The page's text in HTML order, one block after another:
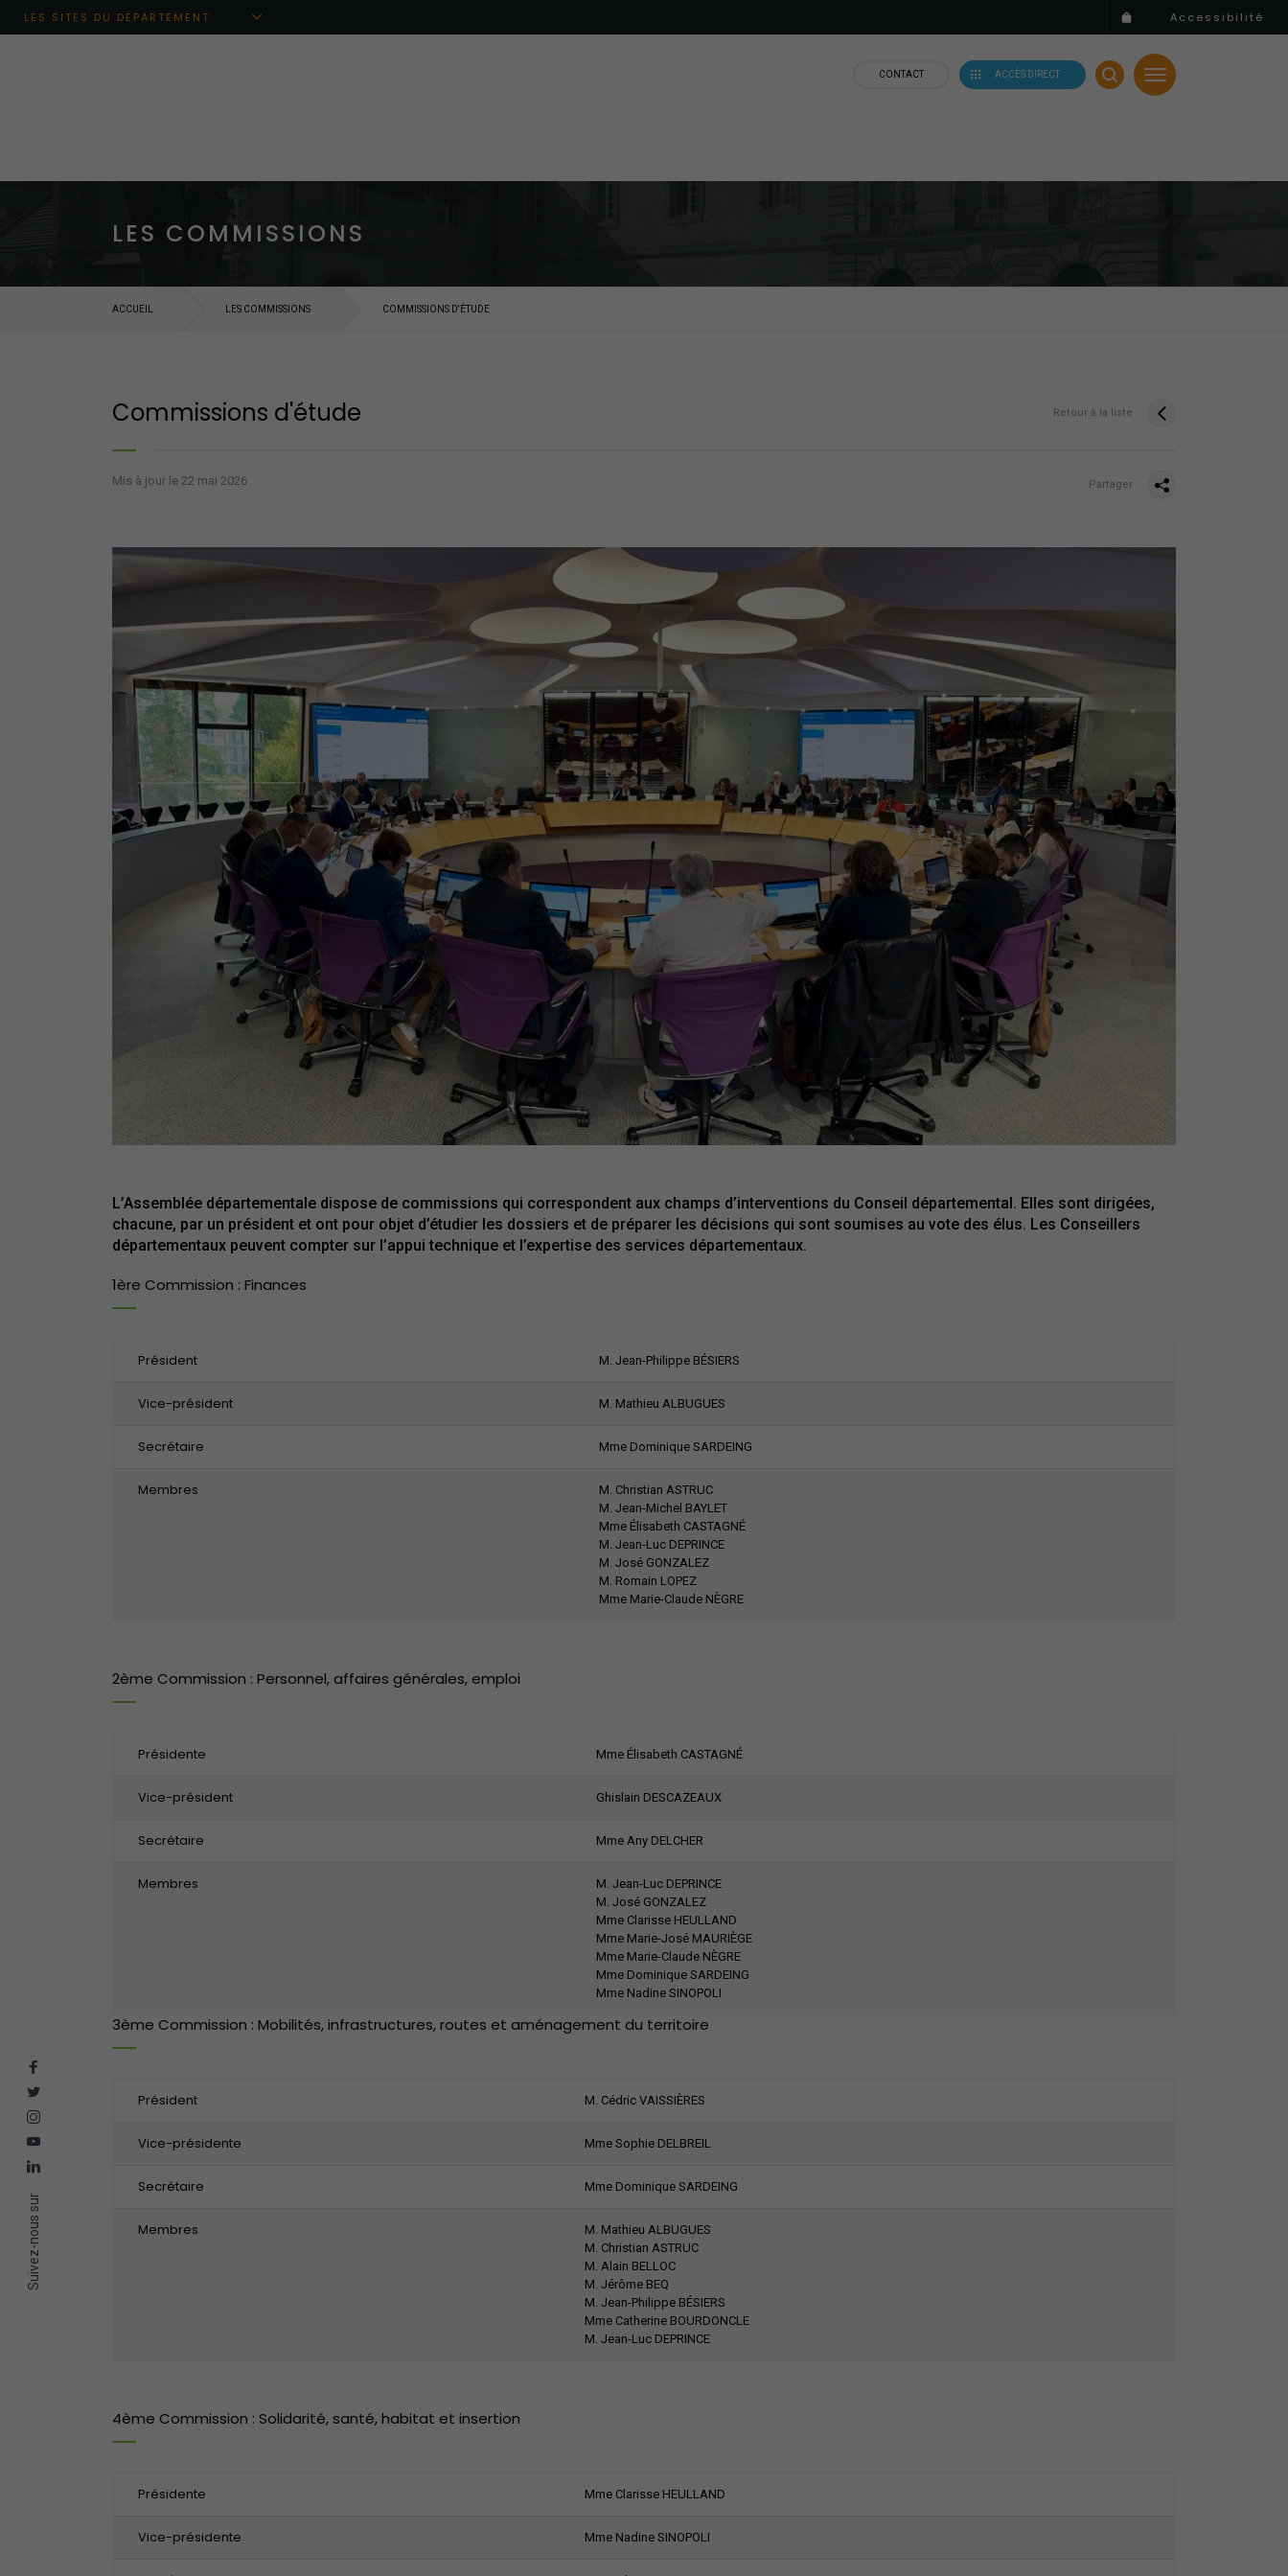
Aller au menu principal
Aller au contenu
Aller à la recherche
LES SITES DU DÉPARTEMENT Accessibilité
Suivez-nous sur
CONTACT ACCÈS DIRECT
LES COMMISSIONS
ACCUEIL LES COMMISSIONS COMMISSIONS D'ÉTUDE
Commissions d'étude Retour à la liste
Mis à jour le 22 mai 2026 Partager
L’Assemblée départementale dispose de commissions qui correspondent aux champs d’interventions du Conseil départemental. Elles sont dirigées,
chacune, par un président et ont pour objet d’étudier les dossiers et de préparer les décisions qui sont soumises au vote des élus. Les Conseillers
départementaux peuvent compter sur l’appui technique et l’expertise des services départementaux.
1ère Commission : Finances
Président M. Jean-Philippe BÉSIERS
Vice-président M. Mathieu ALBUGUES
Secrétaire Mme Dominique SARDEING
Membres
M. Christian ASTRUC
M. Jean-Michel BAYLET
Mme Élisabeth CASTAGNÉ
M. Jean-Luc DEPRINCE
M. José GONZALEZ
M. Romain LOPEZ
Mme Marie-Claude NÈGRE
2ème Commission : Personnel, affaires générales, emploi
Présidente Mme Élisabeth CASTAGNÉ
Vice-président Ghislain DESCAZEAUX
Secrétaire Mme Any DELCHER
Membres
M. Jean-Luc DEPRINCE
M. José GONZALEZ
Mme Clarisse HEULLAND
Mme Marie-José MAURIÈGE
Mme Marie-Claude NÈGRE
Mme Dominique SARDEING
Mme Nadine SINOPOLI
3ème Commission : Mobilités, infrastructures, routes et aménagement du territoire
Président M. Cédric VAISSIÈRES
Vice-présidente Mme Sophie DELBREIL
Secrétaire Mme Dominique SARDEING
Membres
M. Mathieu ALBUGUES
M. Christian ASTRUC
M. Alain BELLOC
M. Jérôme BEQ
M. Jean-Philippe BÉSIERS
Mme Catherine BOURDONCLE
M. Jean-Luc DEPRINCE
4ème Commission : Solidarité, santé, habitat et insertion
Présidente Mme Clarisse HEULLAND
Vice-présidente Mme Nadine SINOPOLI